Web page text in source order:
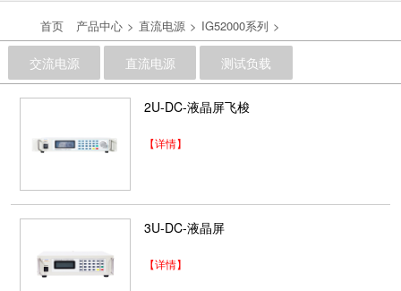
首页 产品中心 > 直流电源 > IG52000系列 >
交流电源 直流电源 测试负载
2U-DC-液晶屏飞梭
【详情】
3U-DC-液晶屏
【详情】
11.5U-AC-液晶屏(三相6-10KVA)
产品特点： ■ 采用高频脉宽调制技术和IGBT驱